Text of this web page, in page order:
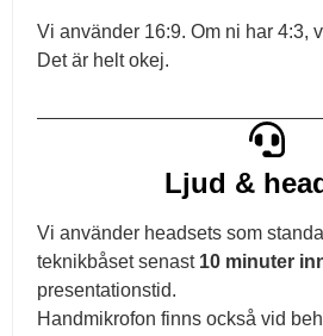
Vi använder 16:9. Om ni har 4:3,
Det är helt okej.
Ljud &
Vi använder headsets som
teknikbåset senast 10 minuter
presentationstid.
Handmikrofon finns också vid